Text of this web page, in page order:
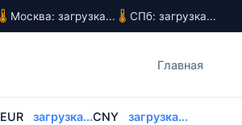
Москва: загрузка... СПб: загрузка...
Главная
EUR загрузка...CNY
загрузка...